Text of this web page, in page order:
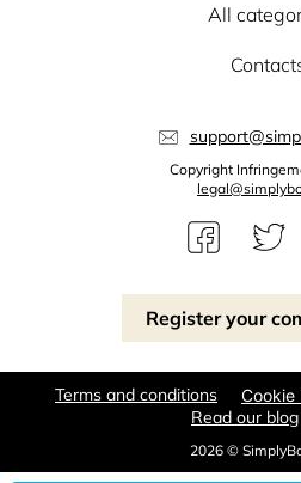
Register your
All
Copyright
2026 ©
Terms and conditions Cookie
Read our blog